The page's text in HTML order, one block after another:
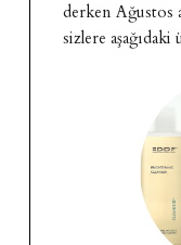
derken Ağustos
sizlere